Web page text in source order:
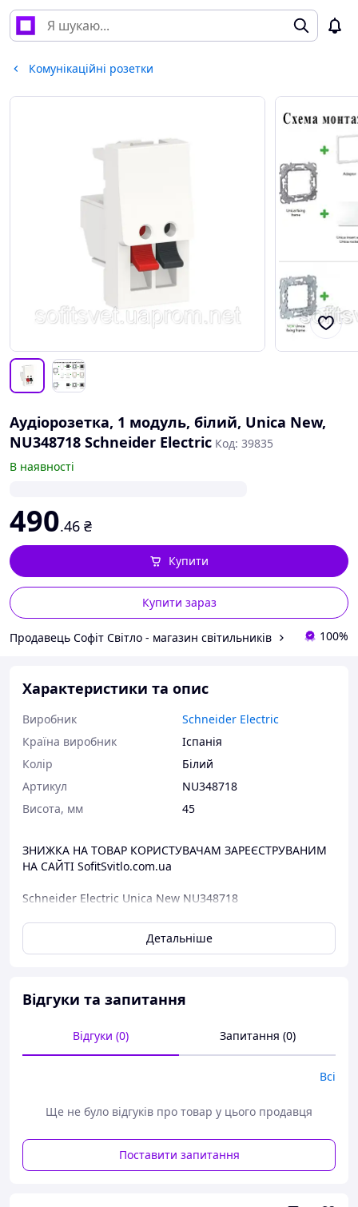
Комунікаційні розетки
Аудіорозетка, 1 модуль, білий, Unica New,
NU348718 Schneider Electric Код: 39835
В наявності
490.46 ₴
Купити зараз
Купити
Продавець Софіт Світло - магазин світильників 100%
Характеристики та опис
Виробник
Schneider Electric
Країна виробник
Іспанія
Колір
Білий
Артикул
NU348718
Висота, мм
45
ЗНИЖКА НА ТОВАР КОРИСТУВАЧАМ ЗАРЕЄСТРУВАНИМ
НА САЙТІ SofitSvitlo.com.ua
Schneider Electric Unica New NU348718
Основні характеристики:
Комплектація виробу: Механізм
Кількість модулів: 1 модуль
режим фіксації: Зафіксування
матеріал: Термопластик АБС, стійкий до УФ-
Ширина: 22,5 мм
Висота: 45 мм
Вага: 0,018 кг
Робоча температура: 5...45 °C
Детальніше
Відгуки та запитання
Відгуки (0) Запитання (0)
Всі
Ще не було відгуків про товар у цього продавця
Поставити запитання